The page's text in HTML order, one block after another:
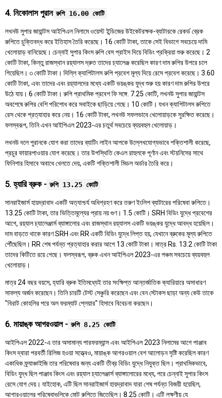
4. নিকোলাস পুরান রুপি 16.00 কোটি
লখনউ সুপার জায়ান্টস আইপিএল নিলামে ওয়েস্ট ইন্ডিজের উইকেটরক্ষক-ব্যাটারকে রেকর্ড ব্রেক
রুপিতে চুক্তিবদ্ধ করে ইতিহাস তৈরি করেছে। 16 কোটি টাকা, তাকে সেই বিভাগে সবচেয়ে দামি
খেলোয়াড় বানিয়েছে। চেন্নাই সুপার কিংস রুপি বেস প্রাইস দিয়ে বিডিং প্রক্রিয়া শুরু করেছে। 2
কোটি টাকা, কিন্তু রাজস্থান রয়্যালস দ্রুত তাদের চ্যালেঞ্জ করেছিল কারণ দাম রুপির উপরে চলে
গিয়েছিল। ৩ কোটি টাকা। দিল্লি ক্যাপিটালস রুপি প্রবেশ মূল্য দিয়ে রেসে প্রবেশ করেছে। 3.60
কোটি টাকা, এবং তাদের এবং রয়্যালদের মধ্যে একটি ভয়ঙ্কর যুদ্ধ শুরু হয় কারণ দাম রুপির উপরে
উঠে যায়। 6 কোটি টাকা। রুপি প্রাথমিক প্রবেশ ফি সঙ্গে. 7.25 কোটি, লখনউ সুপার জায়ান্টস
অবশেষে রুপির বেশি পরিশোধ করে সবাইকে ছাড়িয়ে গেছে। 10 কোটি। যখন ক্যাপিটালস রুপিতে
রেস থেকে প্রত্যাহার করে নেয়। 16 কোটি টাকা, লখনউ সফলভাবে খেলোয়াড়কে সুরক্ষিত করেছে।
ফলস্বরূপ, তিনি এখন আইপিএল 2023-এর চতুর্থ সবচেয়ে ব্যয়বহুল খেলোয়াড়।
লখনউ দলে পুরানকে যোগ করা তাদের ব্যাটিং লাইন আপকে উল্লেখযোগ্যভাবে শক্তিশালী করেছে,
প্রচুর ফায়ারপাওয়ার যোগ করেছে। তার উপস্থিতি কেএল রাহুলকে পূর্ণান এবং স্টয়নিসের সাথে
ফিনিশার হিসাবে অবাধে খেলতে দেয়, একটি শক্তিশালী মিডল অর্ডার তৈরি করে।
5. হ্যারি ব্রুক - রুপি 13.25 কোটি
সানরাইজার্স হায়দ্রাবাদ একটি অত্যাশ্চর্য অধিগ্রহণ করে তরুণ ইংলিশ ব্যাটারের পরিষেবা রুপিতে।
13.25 কোটি টাকা, তার ভিত্তিমূল্যের প্রায় নয় গুণ। 1.5 কোটি। SRH বিডিং যুদ্ধে প্রবেশের
আগে, রয়্যাল চ্যালেঞ্জার্স ব্যাঙ্গালোর এবং রাজস্থান রয়্যালস একটি ভয়ঙ্কর যুদ্ধে আবদ্ধ হয়েছিল।
দাম বাড়তে থাকে কারণ SRH এবং RR একটি বিডিং যুদ্ধে লিপ্ত হয়, যেখানে ব্রুকের মূল্য রুপিতে
পৌঁছেছিল। RR শেষ পর্যন্ত প্রত্যাহার করার আগে 13 কোটি টাকা। মাত্র Rs. 13.2 কোটি টাকা
তাদের কিটিতে রয়ে গেছে। ফলস্বরূপ, ব্রুক এখন আইপিএল 2023-এর পঞ্চম সবচেয়ে ব্যয়বহুল
খেলোয়াড়।
মাত্র 24 বছর বয়সে, হ্যারি ব্রুক ইতিমধ্যেই তার সংক্ষিপ্ত আন্তর্জাতিক ক্যারিয়ারে অসাধারণ
সাফল্য অর্জন করেছেন। তিনি চারটি টেস্ট সেঞ্চুরি করেছেন এবং বেন স্টোকস ছাড়া অন্য কেউ তাকে
"বিরাট কোহলির পরে অল ফরম্যাট প্লেয়ার" হিসাবে বিবেচনা করছেন।
6. মায়াঙ্ক আগরওয়াল - রুপি 8.25 কোটি
আইপিএল 2022-এ তার অসামান্য পারফরম্যান্স এবং আইপিএল 2023 নিলামের আগে পাঞ্জাব
কিংস দ্বারা পরবর্তী রিলিজ হওয়া সত্ত্বেও, মায়াঙ্ক আগরওয়াল বেশ আলোড়ন সৃষ্টি করেছিল কারণ
একাধিক ফ্র্যাঞ্চাইজি তার পরিষেবার জন্য একটি তীব্র বিডিং যুদ্ধে নিযুক্ত ছিল। প্রাথমিকভাবে,
বিডিং যুদ্ধ ছিল পাঞ্জাব কিংস এবং রয়্যাল চ্যালেঞ্জার্স ব্যাঙ্গালোরের মধ্যে, পরে চেন্নাই সুপার কিংস
রেসে যোগ দেয়। যাইহোক, এটি ছিল সানরাইজার্স হায়দ্রাবাদ যারা শেষ পর্যন্ত বিজয়ী হয়েছিল,
আগারওয়ালের পরিষেবাগুলিকে মোট রুপিতে জিতেছিল। 8.25 কোটি। এটি লক্ষণীয় যে